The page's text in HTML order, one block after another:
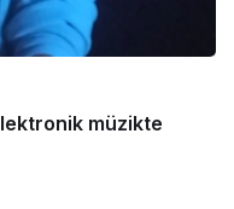
müzikte